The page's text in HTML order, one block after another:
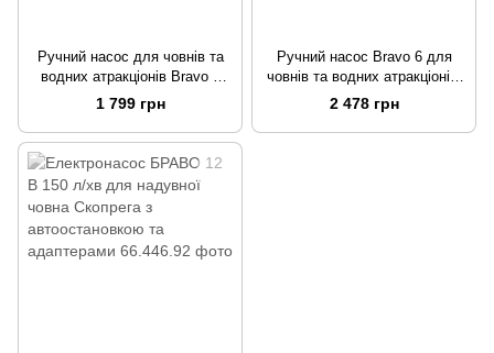
Ручний насос для човнів та
водних атракціонів Bravo 4
ALU RED 2 літри реверсивний
двосторонній Скопрега
1 799 грн
Ручний насос Bravo 6 для
човнів та водних атракціонів,
6 літрів, поршневий,
двосторонній, максимальний
Scoprega
2 478 грн